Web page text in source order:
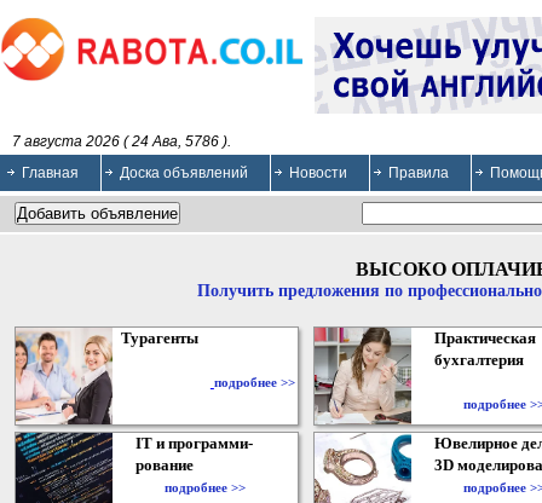
7 августа 2026 ( 24 Ава, 5786 ).
Главная
Доска объявлений Новости Правила
ВЫСОКО
Получить предложения по
Турагенты
подробнее >>
Практическая
бухгалтерия
подробнее
IT и программи-
рование
подробнее >>
Ювелирное
3D
подробнее